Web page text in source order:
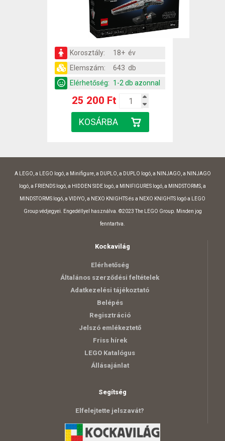
Korosztály:
18+ év
Elemszám:
643 db
Elérhetőség: 1-2 db azonnal
25 200 Ft
A LEGO, a LEGO logó, a Minifigure, a DUPLO, a DUPLO logó, a NINJAGO, a NINJAGO
logó, a FRIENDS logó, a HIDDEN SIDE logó, a MINIFIGURES logó, a MINDSTORMS, a
MINDSTORMS logó, a VIDIYO, a NEXO KNIGHTS és a NEXO KNIGHTS logó a LEGO
Group védjegyei. Engedéllyel használva. ©2023 The LEGO Group. Minden jog
fenntartva.
Kockavilág
Elérhetőség
Általános szerződési feltételek
Adatkezelési tájékoztató
Belépés
Regisztráció
Jelszó emlékeztető
Friss hírek
LEGO Katalógus
Állásajánlat
Segítség
Elfelejtette jelszavát?